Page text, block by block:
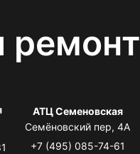
ремонт
АТЦ Семеновская
Семёновский пер, 4А
+7 (495) 085-74-61